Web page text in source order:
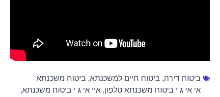
ביטוח דירה, ביטוח חיים למשכנתא, ביטוח משכנתא
אי אי ג י ביטוח משכנתא טלפון, איי אי ג י ביטוח משכנתא,